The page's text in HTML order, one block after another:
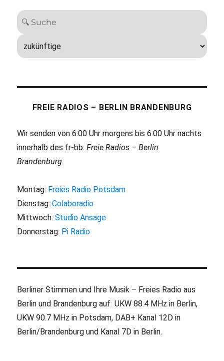
FREIE RADIOS – BERLIN BRANDENBURG
Wir senden von 6:00 Uhr morgens bis 6:00 Uhr nachts
innerhalb des fr-bb:Freie Radios – Berlin
Brandenburg.
Montag: Freies Radio Potsdam
Dienstag:Colaboradio
Mittwoch:Studio Ansage
Donnerstag: Pi Radio
Berliner Stimmen und Ihre Musik – Freies Radio aus
Berlin und Brandenburg auf UKW 88.4 MHz in Berlin,
UKW 90.7 MHz in Potsdam, DAB+ Kanal 12D in
Berlin/Brandenburg und Kanal 7D in Berlin.